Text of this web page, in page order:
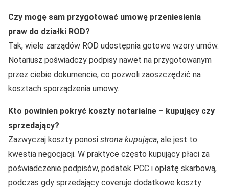
Czy mogę sam przygotować umowę przeniesienia
praw do działki ROD?
Tak, wiele zarządów ROD udostępnia gotowe wzory umów.
Notariusz poświadczy podpisy nawet na przygotowanym
przez ciebie dokumencie, co pozwoli zaoszczędzić na
kosztach sporządzenia umowy.
Kto powinien pokryć koszty notarialne – kupujący czy
sprzedający?
Zazwyczaj koszty ponosi strona kupująca, ale jest to
kwestia negocjacji. W praktyce często kupujący płaci za
poświadczenie podpisów, podatek PCC i opłatę skarbową,
podczas gdy sprzedający coveruje dodatkowe koszty